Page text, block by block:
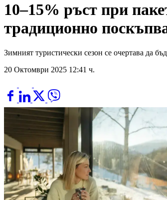
10–15% ръст при
традиционно
Зимният туристически сезон се очертава да
20 Октомври 2025 12:41 ч.